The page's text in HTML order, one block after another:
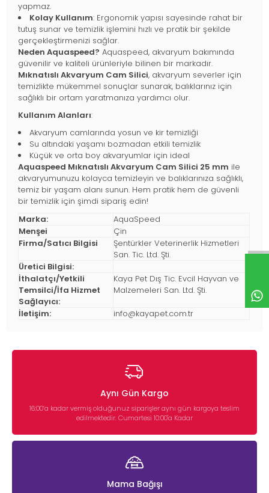
yapmaz.
Kolay Kullanım: Ergonomik yapısı sayesinde rahat bir
tutuş sunar ve temizlik işlemini hızlı ve pratik bir şekilde
gerçekleştirmenizi sağlar.
Neden Aquaspeed? Aquaspeed, akvaryum bakımında
güvenilir ve kaliteli ürünleriyle bilinen bir markadır.
Mıknatıslı Akvaryum Cam Silici, akvaryum severler için
temizlikte mükemmel sonuçlar sunarak, balıklarınız için
sağlıklı bir ortam yaratmanıza yardımcı olur.
Kullanım Alanları:
Akvaryum camlarında yosun ve kir temizliği
Su altındaki yaşamı bozmadan etkili temizlik
Küçük ve orta boy akvaryumlar için ideal
Aquaspeed Mıknatıslı Akvaryum Cam Silici 25 mm ile
akvaryumunuzu kolayca temizleyin ve balıklarınıza sağlıklı,
temiz bir yaşam alanı sunun. Hem pratik hem de güvenli
bir temizlik için şimdi sipariş edin!
Marka:
AquaSpeed
Menşei
Çin
Firma/Satıcı Bilgisi
Şentürkler Veterinerlik Hizmetleri
San. Tic. Ltd. Şti.
Üretici Bilgisi:
İthalatçı/Yetkili
Temsilci/İfa Hizmet
Sağlayıcı:
Kaya Pet Dış Tic. Evcil Hayvan ve
Malzemeleri San. Ltd. Şti.
İletişim: info@kayapet.com.tr
Aynı Gün Kargo
16:00’a kadar vermiş olduğunuz siparişler aynı gün kargoya teslim
edilmektedir. Cumartesi 10:00'a Kadar
Mama Bağışı